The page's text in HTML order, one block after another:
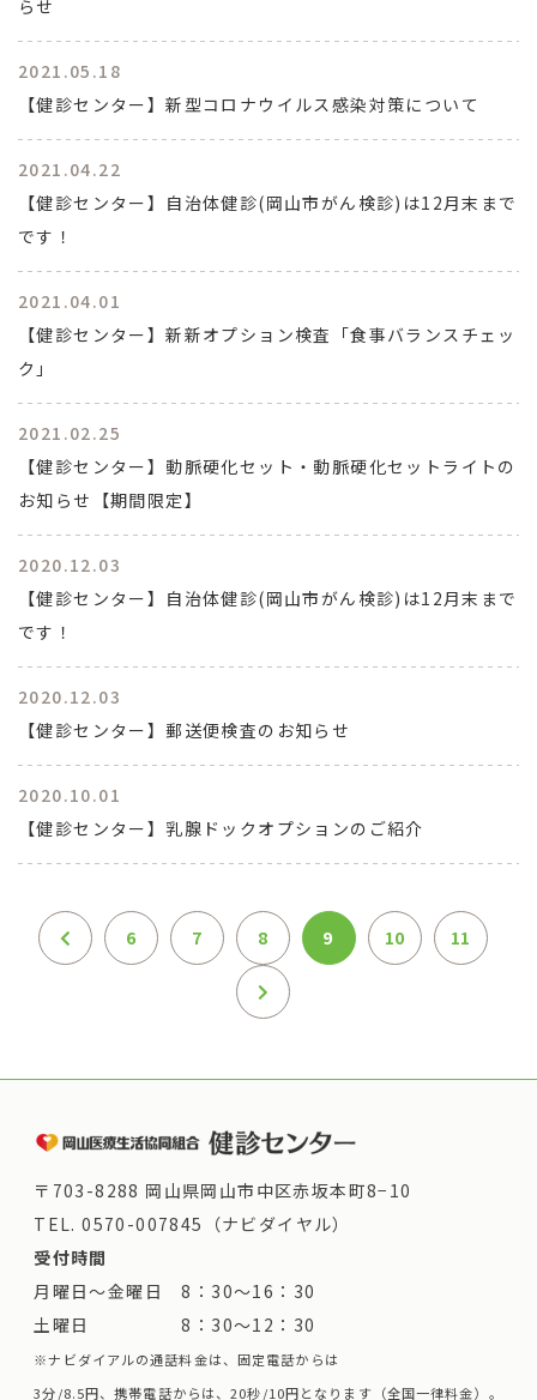
らせ
2021.05.18
【健診センター】新型コロナウイルス感染対策について
2021.04.22
【健診センター】自治体健診(岡山市がん検診)は12月末まで
です！
2021.04.01
【健診センター】新新オプション検査「食事バランスチェッ
ク」
2021.02.25
【健診センター】動脈硬化セット・動脈硬化セットライトの
お知らせ【期間限定】
2020.12.03
【健診センター】自治体健診(岡山市がん検診)は12月末まで
です！
2020.12.03
【健診センター】郵送便検査のお知らせ
2020.10.01
【健診センター】乳腺ドックオプションのご紹介
6 7 8 9 10 11
〒703-8288 岡山県岡山市中区赤坂本町8−10
TEL.0570-007845（ナビダイヤル）
受付時間
月曜日～金曜日 8：30～16：30
土曜日 8：30～12：30
※ナビダイアルの通話料金は、固定電話からは
3分/8.5円、携帯電話からは、20秒/10円となります（全国一律料金）。